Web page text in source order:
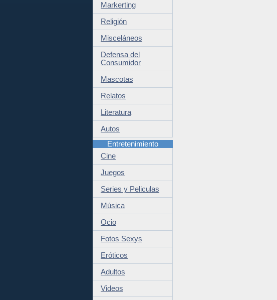
Markerting
Religión
Misceláneos
Defensa del
Consumidor
Mascotas
Relatos
Literatura
Autos
Entretenimiento
Cine
Juegos
Series y Peliculas
Música
Ocio
Fotos Sexys
Eróticos
Adultos
Videos